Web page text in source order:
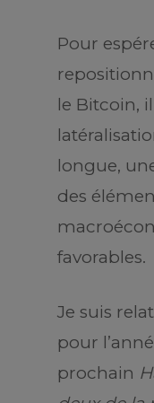
Pour
le Bitcoin,
longue,
des
favorables.
Je suis
pour
prochain